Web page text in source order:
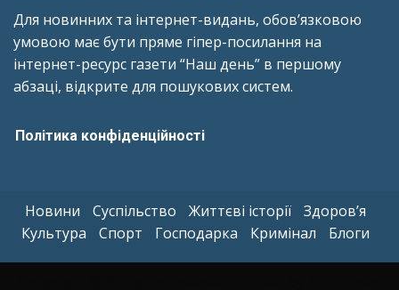
Для новинних та інтернет-видань, обов’язковою
умовою має бути пряме гіпер-посилання на
інтернет-ресурс газети “Наш день” в першому
абзаці, відкрите для пошукових систем.
Політика конфіденційності
Новини Суспільство Життєві історії
Здоров’я
Культура
Спорт Господарка Кримінал Блоги